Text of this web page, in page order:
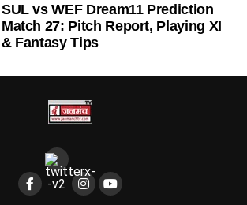
SUL vs WEF Dream11 Prediction
Match 27: Pitch Report, Playing XI
& Fantasy Tips